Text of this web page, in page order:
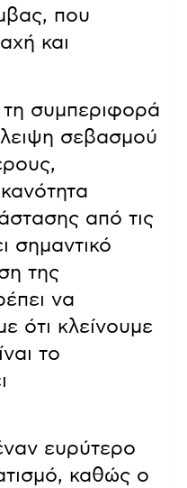
που
και
τη συμπεριφορά
σεβασμού
από τις
σημαντικό
της
να
ότι κλείνουμε
το
ευρύτερο
καθώς ο